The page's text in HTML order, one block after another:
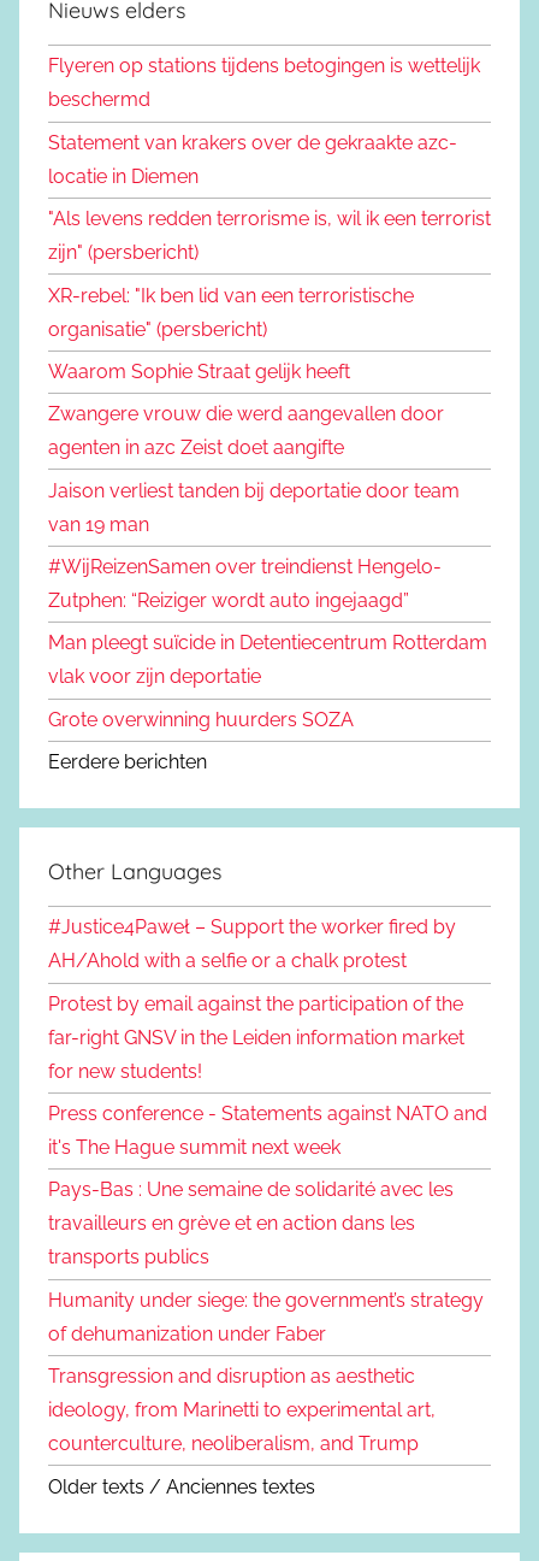
Nieuws elders
Flyeren op stations tijdens betogingen is wettelijk
beschermd
Statement van krakers over de gekraakte azc-
locatie in Diemen
"Als levens redden terrorisme is, wil ik een terrorist
zijn" (persbericht)
XR-rebel: "Ik ben lid van een terroristische
organisatie" (persbericht)
Waarom Sophie Straat gelijk heeft
Zwangere vrouw die werd aangevallen door
agenten in azc Zeist doet aangifte
Jaison verliest tanden bij deportatie door team
van 19 man
#WijReizenSamen over treindienst Hengelo-
Zutphen: “Reiziger wordt auto ingejaagd”
Man pleegt suïcide in Detentiecentrum Rotterdam
vlak voor zijn deportatie
Grote overwinning huurders SOZA
Eerdere berichten
Other Languages
#Justice4Paweł – Support the worker fired by
AH/Ahold with a selfie or a chalk protest
Protest by email against the participation of the
far-right GNSV in the Leiden information market
for new students!
Press conference - Statements against NATO and
it's The Hague summit next week
Pays-Bas : Une semaine de solidarité avec les
travailleurs en grève et en action dans les
transports publics
Humanity under siege: the government’s strategy
of dehumanization under Faber
Transgression and disruption as aesthetic
ideology, from Marinetti to experimental art,
counterculture, neoliberalism, and Trump
Older texts / Anciennes textes